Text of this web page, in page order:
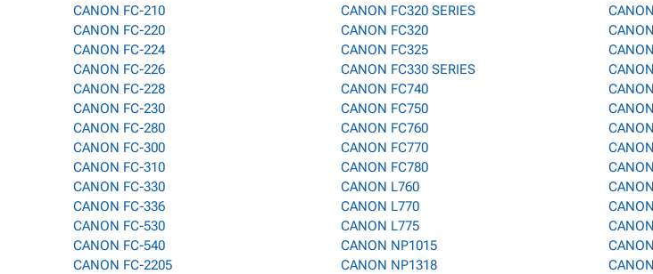
CANON FC-210
CANON FC-220
CANON FC-224
CANON FC-226
CANON FC-228
CANON FC-230
CANON FC-280
CANON FC-300
CANON FC-310
CANON FC-330
CANON FC-336
CANON FC-530
CANON FC-540
CANON FC-2205
CANON FC320 SERIES
CANON FC320
CANON FC325
CANON FC330 SERIES
CANON FC740
CANON FC750
CANON FC760
CANON FC770
CANON FC780
CANON L760
CANON L770
CANON L775
CANON NP1015
CANON NP1318